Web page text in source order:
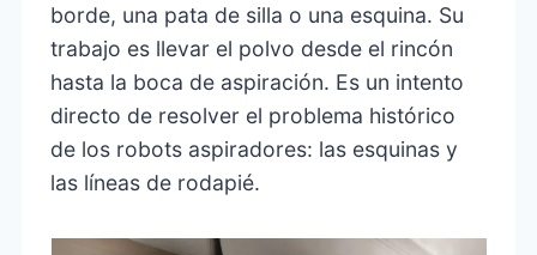
borde, una pata de silla o una esquina. Su
trabajo es llevar el polvo desde el rincón
hasta la boca de aspiración. Es un intento
directo de resolver el problema histórico
de los robots aspiradores: las esquinas y
las líneas de rodapié.